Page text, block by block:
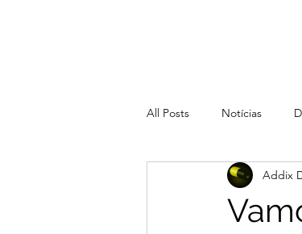
All Posts Notícias
Addix